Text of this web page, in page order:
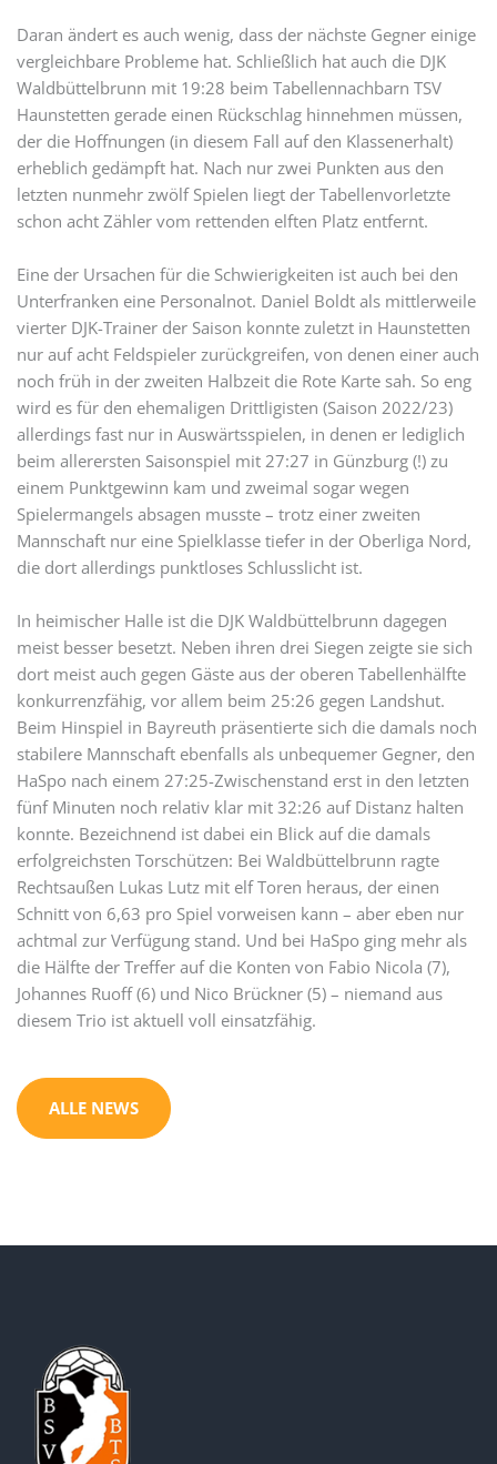
Daran ändert es auch wenig, dass der nächste Gegner einige
vergleichbare Probleme hat. Schließlich hat auch die DJK
Waldbüttelbrunn mit 19:28 beim Tabellennachbarn TSV
Haunstetten gerade einen Rückschlag hinnehmen müssen,
der die Hoffnungen (in diesem Fall auf den Klassenerhalt)
erheblich gedämpft hat. Nach nur zwei Punkten aus den
letzten nunmehr zwölf Spielen liegt der Tabellenvorletzte
schon acht Zähler vom rettenden elften Platz entfernt.
Eine der Ursachen für die Schwierigkeiten ist auch bei den
Unterfranken eine Personalnot. Daniel Boldt als mittlerweile
vierter DJK-Trainer der Saison konnte zuletzt in Haunstetten
nur auf acht Feldspieler zurückgreifen, von denen einer auch
noch früh in der zweiten Halbzeit die Rote Karte sah. So eng
wird es für den ehemaligen Drittligisten (Saison 2022/23)
allerdings fast nur in Auswärtsspielen, in denen er lediglich
beim allerersten Saisonspiel mit 27:27 in Günzburg (!) zu
einem Punktgewinn kam und zweimal sogar wegen
Spielermangels absagen musste – trotz einer zweiten
Mannschaft nur eine Spielklasse tiefer in der Oberliga Nord,
die dort allerdings punktloses Schlusslicht ist.
In heimischer Halle ist die DJK Waldbüttelbrunn dagegen
meist besser besetzt. Neben ihren drei Siegen zeigte sie sich
dort meist auch gegen Gäste aus der oberen Tabellenhälfte
konkurrenzfähig, vor allem beim 25:26 gegen Landshut.
Beim Hinspiel in Bayreuth präsentierte sich die damals noch
stabilere Mannschaft ebenfalls als unbequemer Gegner, den
HaSpo nach einem 27:25-Zwischenstand erst in den letzten
fünf Minuten noch relativ klar mit 32:26 auf Distanz halten
konnte. Bezeichnend ist dabei ein Blick auf die damals
erfolgreichsten Torschützen: Bei Waldbüttelbrunn ragte
Rechtsaußen Lukas Lutz mit elf Toren heraus, der einen
Schnitt von 6,63 pro Spiel vorweisen kann – aber eben nur
achtmal zur Verfügung stand. Und bei HaSpo ging mehr als
die Hälfte der Treffer auf die Konten von Fabio Nicola (7),
Johannes Ruoff (6) und Nico Brückner (5) – niemand aus
diesem Trio ist aktuell voll einsatzfähig.
ALLE NEWS